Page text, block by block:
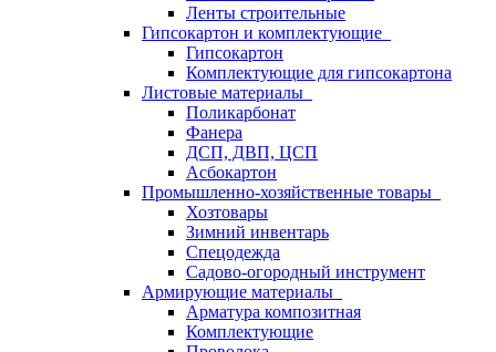
Ленты строительные
Гипсокартон и комплектующие
Гипсокартон
Комплектующие для гипсокартона
Листовые материалы
Поликарбонат
Фанера
ДСП, ДВП, ЦСП
Асбокартон
Промышленно-хозяйственные товары
Хозтовары
Зимний инвентарь
Спецодежда
Садово-огородный инструмент
Армирующие материалы
Арматура композитная
Комплектующие